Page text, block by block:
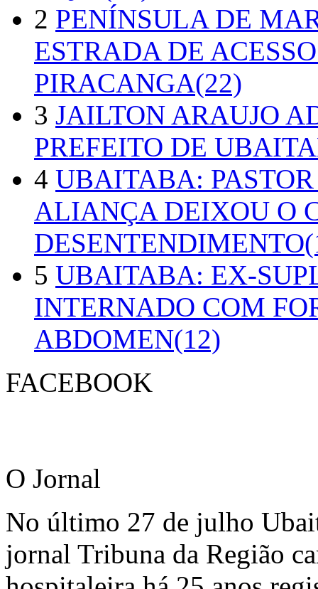
2 PENÍNSULA DE
ESTRADA DE
PIRACANGA(22)
3 JAILTON ARAUJO
PREFEITO DE
4 UBAITABA:
ALIANÇA DEIXOU O
5 UBAITABA: EX-
INTERNADO COM
ABDOMEN(12)
FACEBOOK
O Jornal
No último 27 de julho
jornal Tribuna da Região